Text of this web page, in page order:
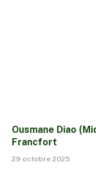
Ousmane Diao
Francfort
29 octobre 2025